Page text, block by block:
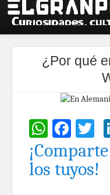
¿Por qué
los tuyos!